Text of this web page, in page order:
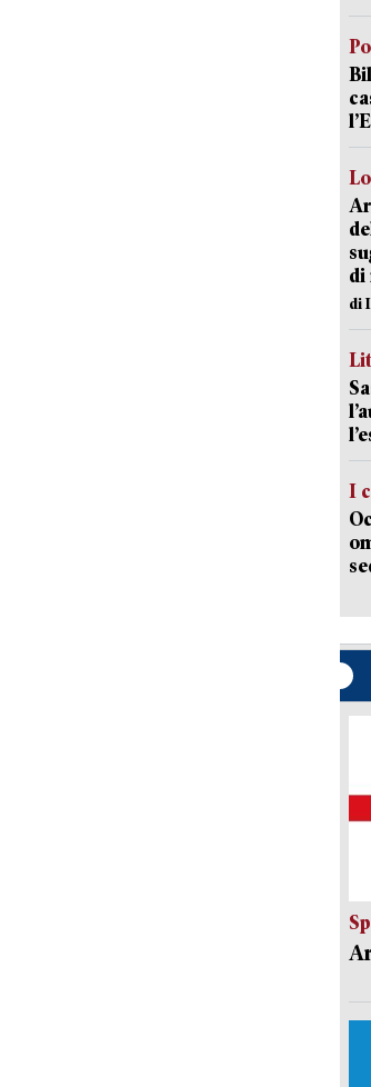
di
di
I